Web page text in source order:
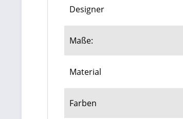
Designer
Maße:
Material
Farben